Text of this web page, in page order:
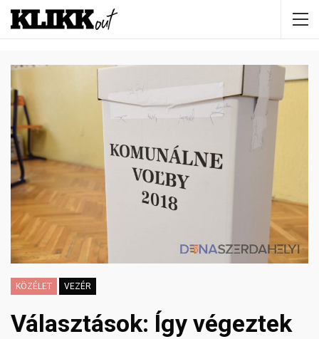
KÖZÉLET VEZÉR
Választások: Így végeztek